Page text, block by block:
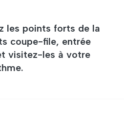
les points forts de la
coupe-file, entrée
visitez-les à votre